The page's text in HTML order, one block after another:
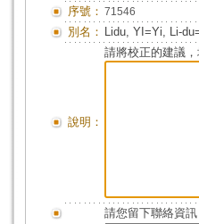
序號： 71546
別名： Lidu, YI=Yi, Li-
說明：
請將校正的建議
請您留下聯絡資